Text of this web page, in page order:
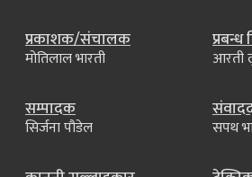
प्रकाशक/संचालक
मोतिलाल भारती आरती
सम्पादक
सिर्जना पौडेल सपथ